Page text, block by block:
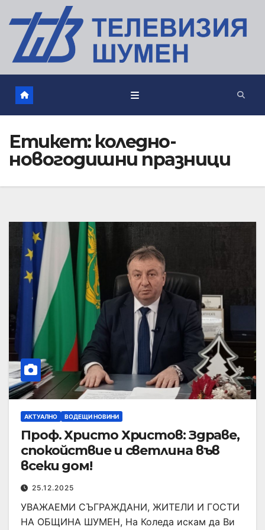
Етикет: коледно-
новогодишни празници
АКТУАЛНО ВОДЕЩИ НОВИНИ
Проф. Христо Христов: Здраве,
спокойствие и светлина във
всеки дом!
25.12.2025
УВАЖАЕМИ СЪГРАЖДАНИ, ЖИТЕЛИ И ГОСТИ
НА ОБЩИНА ШУМЕН, На Коледа искам да Ви